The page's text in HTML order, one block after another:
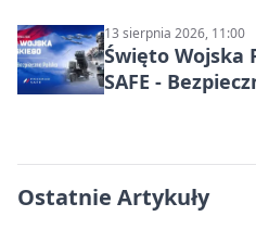
13 sierpnia 2026, 11:00
Święto Wojska
SAFE -
Ostatnie Artykuły